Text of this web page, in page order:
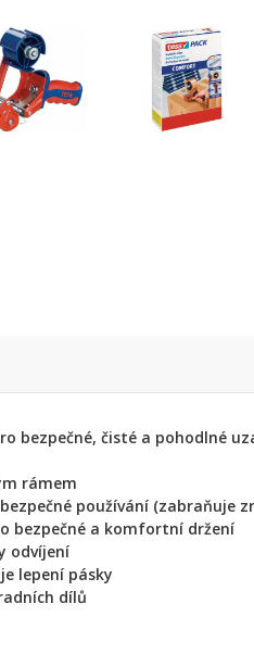
bezpečné, čisté a pohodlné
rámem
používání (zabraňuje
bezpečné a komfortní držení
odvíjení
lepení pásky
dílů